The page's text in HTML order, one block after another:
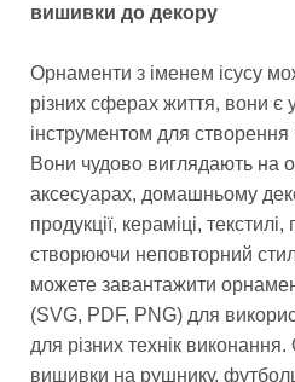
вишивки до декору
Орнаменти з іменем ісусу
різних сферах життя, вони є
інструментом для створення
Вони чудово виглядають на
аксесуарах, домашньому
продукції, кераміці,
створюючи неповторний
можете завантажити
(SVG, PDF, PNG) для
для різних технік
вишивки на рушнику,